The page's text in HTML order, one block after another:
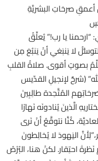
صرخاتِ البشريَّةِ
يا رب!” يُعلِّقُ
لا يَنبَغي أنْ يَنبُعَ مِن
بصوتٍ أقوى. صلاةُ القلبِ
(شرحٌ لإنجيلِ القدّيس
المُتَّحِدة طالِبِينَ
الَّذينَ يُنادونَه نَهارًا
العاديَّة، كُنَّا نتوقَّعُ أنْ نَرى
اليَهودَ لا يُخالِطونَ
إليهم نَظرةَ احتِقار. لكنْ هنا، البُرْصُ